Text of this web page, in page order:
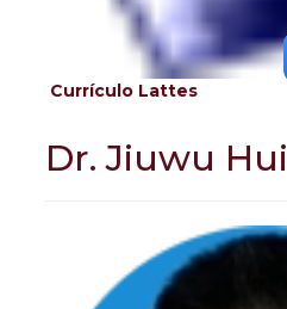
Currículo Lattes
Dr. Jiuwu Hui